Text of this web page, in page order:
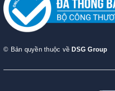
© Bản quyền thuộc về DSG Group